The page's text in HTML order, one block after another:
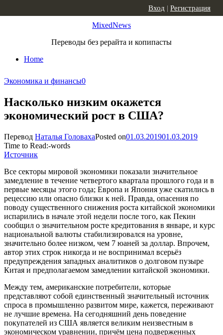
MixedNews
Переводы без рерайта и копипасты
Home
Вход | Регистрация
Экономика и финансы0
Насколько низким окажется
экономический рост в США?
Перевод Наталья ГоловахаPosted on01.03.201901.03.2019
Time to Read:-words
Источник
Все секторы мировой экономики показали значительное
замедление в течение четвертого квартала прошлого года и в
первые месяцы этого года; Европа и Япония уже скатились в
рецессию или опасно близки к ней. Правда, опасения по
поводу существенного снижения роста китайской экономики
испарились в начале этой недели после того, как Пекин
сообщил о значительном росте кредитования в январе, и курс
национальной валюты стабилизировался на уровне,
значительно более низком, чем 7 юаней за доллар. Впрочем,
автор этих строк никогда и не воспринимал всерьёз
предупреждения западных аналитиков о долговом пузыре
Китая и предполагаемом замедлении китайской экономики.
Между тем, американские потребители, которые
представляют собой единственный значительный источник
спроса в промышленно развитом мире, кажется, переживают
не лучшие времена. На сегодняшний день поведение
покупателей из США является великим неизвестным в
экономическом уравнении, причём цена подверженных